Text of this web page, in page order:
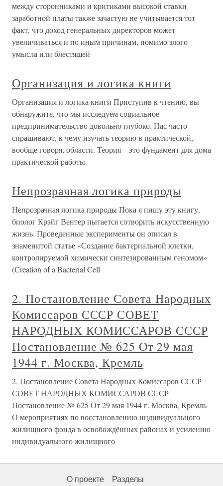
между сторонниками и критиками высокой ставки
заработной платы также зачастую не учитывается тот
факт, что доход генеральных директоров может
увеличиваться и по иным причинам, помимо злого
умысла или блестящей
Организация и логика книги
Организация и логика книги Приступив к чтению, вы
обнаружите, что мы исследуем социальное
предпринимательство довольно глубоко. Нас часто
спрашивают, к чему изучать теорию в практической,
вообще говоря, области. Теория – это фундамент для дома
практической работы.
Непрозрачная логика природы
Непрозрачная логика природы Пока я пишу эту книгу,
биолог Крэйг Вентер пытается сотворить искусственную
жизнь. Проведенные эксперименты он описал в
знаменитой статье «Создание бактериальной клетки,
контролируемой химически синтезированным геномом»
(Creation of a Bacterial Cell
2. Постановление Совета Народных
Комиссаров СССР СОВЕТ
НАРОДНЫХ КОМИССАРОВ СССР
Постановление № 625 От 29 мая
1944 г. Москва, Кремль
2. Постановление Совета Народных Комиссаров СССР
СОВЕТ НАРОДНЫХ КОМИССАРОВ СССР
Постановление № 625 От 29 мая 1944 г. Москва, Кремль
О мероприятиях по восстановлению индивидуального
жилищного фонда в освобождённых районах и усилению
индивидуального жилищного
О проекте Разделы